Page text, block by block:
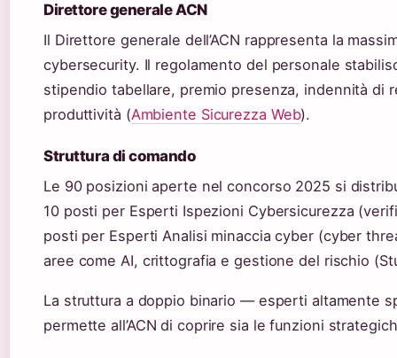
Direttore generale ACN
Il Direttore generale dell’ACN rappresenta la
cybersecurity. Il regolamento del personale
stipendio tabellare, premio presenza, indennità di
produttività (Ambiente Sicurezza Web).
Struttura di comando
Le 90 posizioni aperte nel concorso 2025 si
10 posti per Esperti Ispezioni Cybersicurezza
posti per Esperti Analisi minaccia cyber (cyber
aree come AI, crittografia e gestione del rischio
La struttura a doppio binario — esperti altamente
permette all’ACN di coprire sia le funzioni